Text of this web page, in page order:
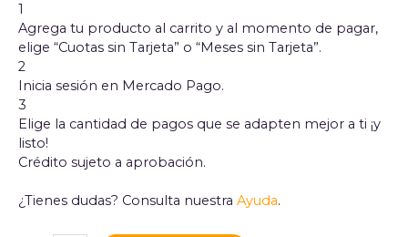
1
Agrega tu producto al carrito y al momento de pagar,
elige “Cuotas sin Tarjeta” o “Meses sin Tarjeta”.
2
Inicia sesión en Mercado Pago.
3
Elige la cantidad de pagos que se adapten mejor a ti ¡y
listo!
Crédito sujeto a aprobación.
¿Tienes dudas? Consulta nuestra Ayuda.